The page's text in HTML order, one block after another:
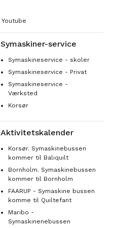
Youtube
Symaskiner-service
Symaskineservice - skoler
Symaskineservice - Privat
Symaskineservice -
Værksted
Korsør
Aktivitetskalender
Korsør. Symaskinebussen
kommer til Baliquilt
Bornholm. Symaskinebussen
kommer til Bornholm
FAARUP - Symaskine bussen
komme til Quiltefant
Maribo -
Symaskinenebussen